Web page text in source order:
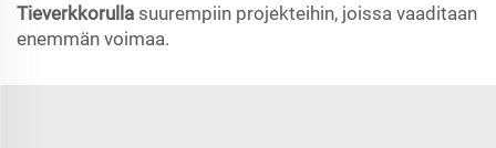
Tieverkkorulla suurempiin projekteihin, joissa vaaditaan
enemmän voimaa.